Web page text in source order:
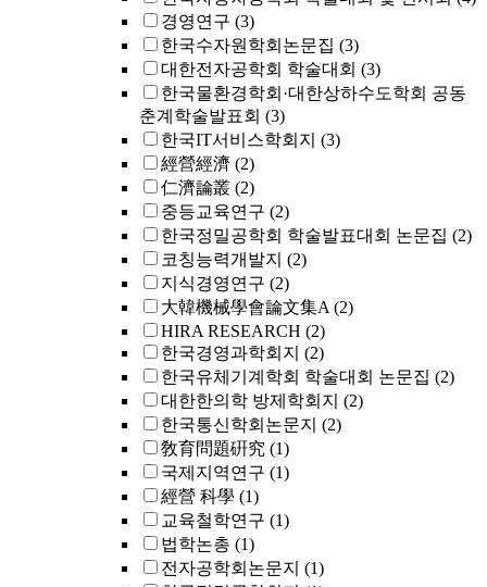
경영연구 (3)
한국수자원학회논문집 (3)
대한전자공학회 학술대회 (3)
한국물환경학회·대한상하수도학회 공동
춘계학술발표회 (3)
한국IT서비스학회지 (3)
經營經濟 (2)
仁濟論叢 (2)
중등교육연구 (2)
한국정밀공학회 학술발표대회 논문집 (2)
코칭능력개발지 (2)
지식경영연구 (2)
大韓機械學會論文集A (2)
HIRA RESEARCH (2)
한국경영과학회지 (2)
한국유체기계학회 학술대회 논문집 (2)
대한한의학 방제학회지 (2)
한국통신학회논문지 (2)
敎育問題硏究 (1)
국제지역연구 (1)
經營 科學 (1)
교육철학연구 (1)
법학논총 (1)
전자공학회논문지 (1)